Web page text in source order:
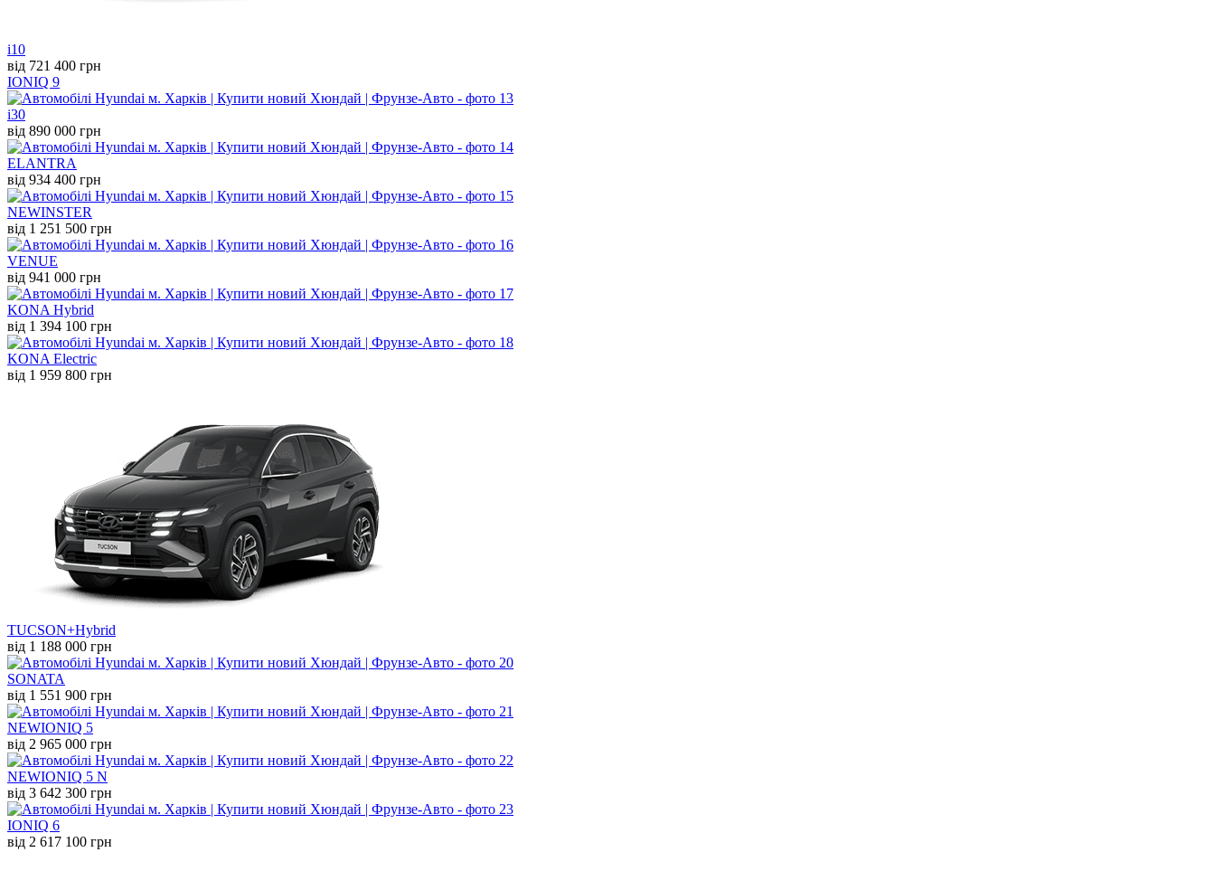
i10
від 721 400 грн
IONIQ 9
i30
від 890 000 грн
ELANTRA
від 934 400 грн
NEWINSTER
від 1 251 500 грн
VENUE
від 941 000 грн
KONA Hybrid
від 1 394 100 грн
KONA Electric
від 1 959 800 грн
TUCSON+Hybrid
від 1 188 000 грн
SONATA
від 1 551 900 грн
NEWIONIQ 5
від 2 965 000 грн
NEWIONIQ 5 N
від 3 642 300 грн
IONIQ 6
від 2 617 100 грн